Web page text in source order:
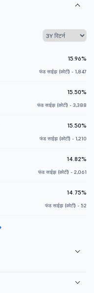
15.96%
फंड साईझ (कोटी) - 1,847
15.50%
फंड साईझ (कोटी) - 3,388
15.50%
फंड साईझ (कोटी) - 1,210
14.82%
फंड साईझ (कोटी) - 2,061
14.75%
फंड साईझ (कोटी) - 52